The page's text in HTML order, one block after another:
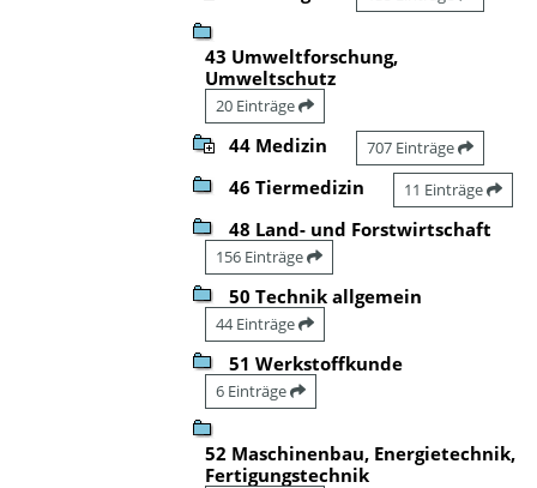
43 Umweltforschung,
Umweltschutz
20 Einträge
44 Medizin 707 Einträge
46 Tiermedizin 11 Einträge
48 Land- und Forstwirtschaft
156 Einträge
50 Technik allgemein
44 Einträge
51 Werkstoffkunde
6 Einträge
52 Maschinenbau, Energietechnik,
Fertigungstechnik